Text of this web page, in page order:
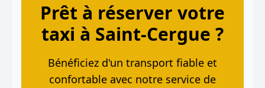
Prêt à réserver votre
taxi à Saint-Cergue ?
Bénéficiez d'un transport fiable et
confortable avec notre service de